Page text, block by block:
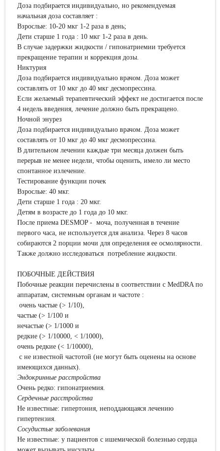
Доза подбирается индивидуально, но рекомендуемая
начальная доза составляет :
Взрослые: 10-20 мкг 1-2 раза в день;
Дети старше 1 года : 10 мкг 1-2 раза в день.
В случае задержки жидкости / гипонатриемии требуется
прекращение терапии и коррекция дозы.
Никтурия
Доза подбирается индивидуально врачом. Доза может
составлять от 10 мкг до 40 мкг десмопрессина.
Если желаемый терапевтический эффект не достигается после
4 недель введения, лечение должно быть прекращено.
Ночной энурез
Доза подбирается индивидуально врачом. Доза может
составлять от 10 мкг до 40 мкг десмопрессина.
В длительном лечении каждые три месяца должен быть
перерыв не менее недели, чтобы оценить, имело ли место
спонтанное излечение.
Тестирование функции почек
Взрослые: 40 мкг.
Дети старше 1 года : 20 мкг.
Детям в возрасте до 1 года до 10 мкг.
После приема DESMOP - моча, полученная в течение
первого часа, не используется для анализа. Через 8 часов
собираются 2 порции мочи для определения ее осмолярности.
Также должно исследоваться потребление жидкости.
ПОБОЧНЫЕ ДЕЙСТВИЯ
Побочные реакции перечислены в соответствии с MedDRA по
аппаратам, системным органам и частоте :
очень частые (> 1/10),
частые (> 1/100 и
нечастые (> 1/1000 и
редкие (> 1/10000, < 1/1000),
очень редкие (< 1/10000),
c не известной частотой (не могут быть оценены на основе
имеющихся данных).
Эндокринные расстройства
Очень редко: гипонатриемия.
Сердечные расстройства
Не известные: гипертония, неподдающаяся лечению
гипертензия.
Сосудистые заболевания
Не известные: у пациентов с ишемической болезнью сердца